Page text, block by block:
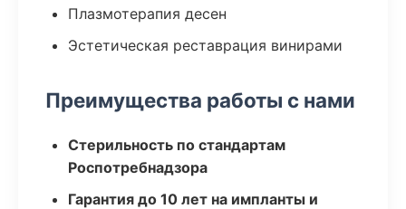
Плазмотерапия десен
Эстетическая реставрация винирами
Преимущества работы с нами
Стерильность по стандартам
Роспотребнадзора
Гарантия до 10 лет на импланты и